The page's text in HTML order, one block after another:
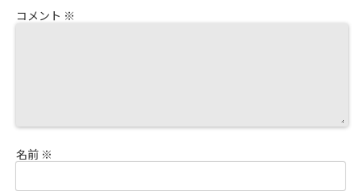
コメント ※
名前 ※